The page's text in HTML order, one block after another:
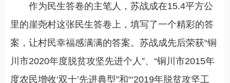
作为民生答卷的主笔人，苏战成在15.4平方公
里的崖尧村这张民生答卷上，填写了一个精彩的答
案，让村民幸福感满满的答案。苏战成先后荣获“铜
川市2020年度脱贫攻坚先进个人”、“铜川市2015年
度农民增收‘双十’先进典型”和“‘2019年脱贫攻坚工